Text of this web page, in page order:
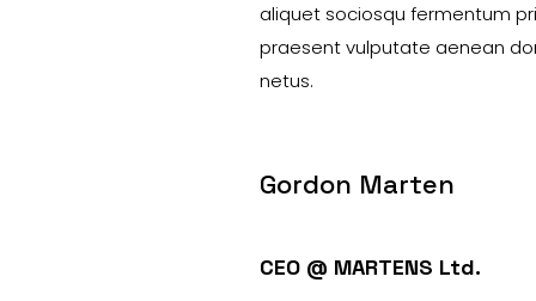
aliquet sociosqu fermentum
praesent vulputate aenean
netus.
Gordon Marten
CEO @ MARTENS Ltd.